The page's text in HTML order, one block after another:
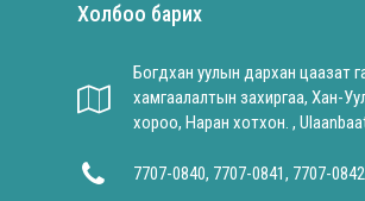
Холбоо барих
Богдхан уулын дархан цаазат
хамгаалалтын захиргаа, Хан-Уул
хороо, Наран хотхон. ,
7707-0840, 7707-0841, 7707-0842